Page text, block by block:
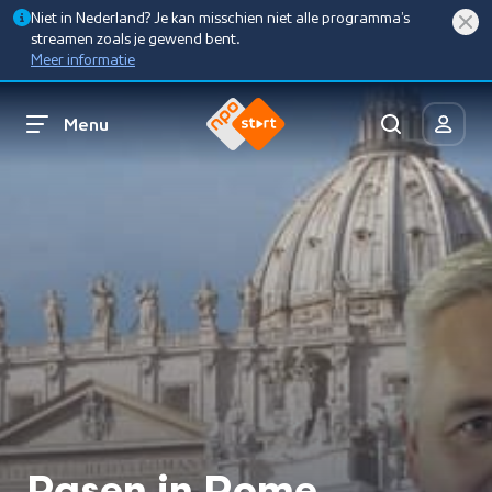
Niet in Nederland? Je kan misschien niet alle programma’s
streamen zoals je gewend bent.
Meer informatie
Menu